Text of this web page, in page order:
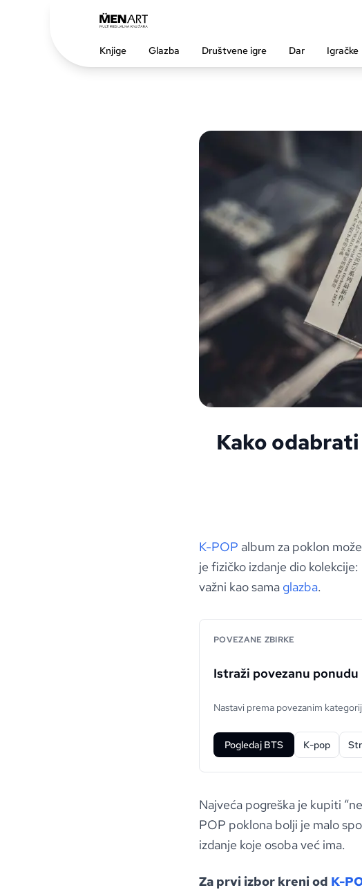
Knjige Glazba Društvene igre Dar Igračke
Kako
K-POP album za poklon
je fizičko izdanje dio
važni kao sama glazba.
POVEZANE ZBIRKE
Istraži povezanu ponudu
Nastavi prema povezanim
Pogledaj BTS K-pop
Najveća pogreška je kupiti
POP poklona bolji je malo
izdanje koje osoba već ima.
Za prvi izbor kreni od K-